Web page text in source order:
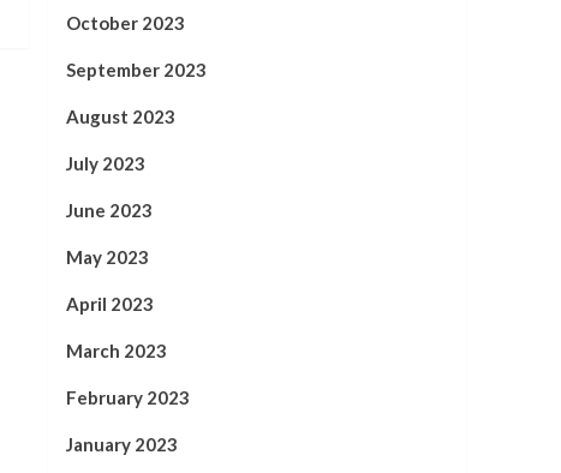
October 2023
September 2023
August 2023
July 2023
June 2023
May 2023
April 2023
March 2023
February 2023
January 2023